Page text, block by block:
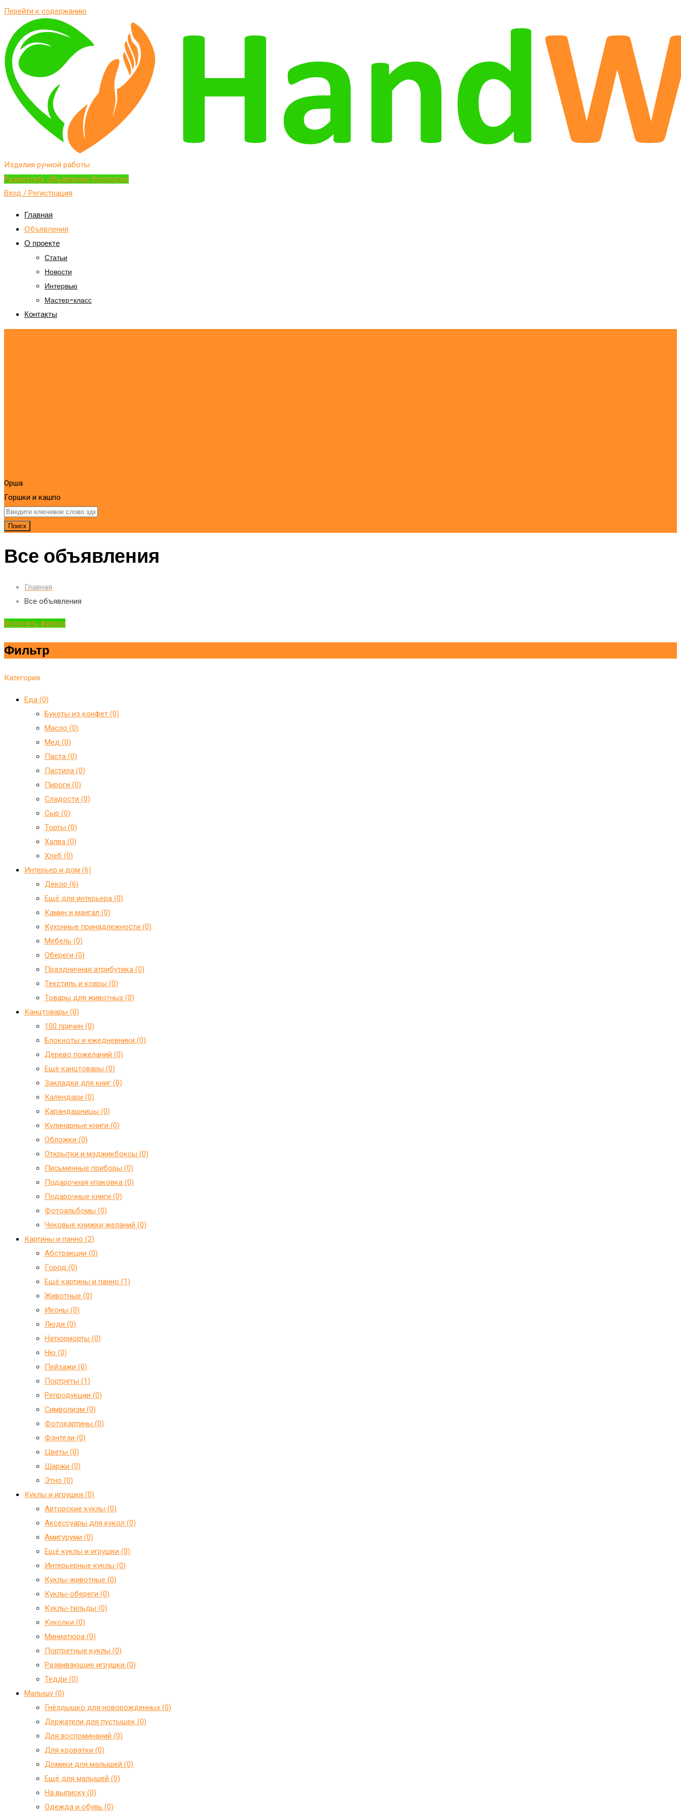
Перейти к содержанию
Изделия ручной работы
Разместить объявление бесплатно
Вход / Регистрация
Главная
Объявления
О проекте
Статьи
Новости
Интервью
Мастер-класс
Контакты
Орша
Горшки и кашпо
Поиск
Все объявления
Главная
Все объявления
Включить фильтр
Фильтр
Категория
Еда (0)
Букеты из конфет (0)
Масло (0)
Мед (0)
Паста (0)
Пастила (0)
Пироги (0)
Сладости (0)
Сыр (0)
Торты (0)
Халва (0)
Хлеб (0)
Интерьер и дом (6)
Декор (6)
Ещё для интерьера (0)
Камин и мангал (0)
Кухонные принадлежности (0)
Мебель (0)
Обереги (0)
Праздничная атрибутика (0)
Текстиль и ковры (0)
Товары для животных (0)
Канцтовары (0)
100 причин (0)
Блокноты и ежедневники (0)
Дерево пожеланий (0)
Ещё канцтовары (0)
Закладки для книг (0)
Календари (0)
Карандашницы (0)
Кулинарные книги (0)
Обложки (0)
Открытки и мэджикбоксы (0)
Письменные приборы (0)
Подарочная упаковка (0)
Подарочные книги (0)
Фотоальбомы (0)
Чековые книжки желаний (0)
Картины и панно (2)
Абстракции (0)
Город (0)
Ещё картины и панно (1)
Животные (0)
Иконы (0)
Люди (0)
Натюрморты (0)
Ню (0)
Пейзажи (0)
Портреты (1)
Репродукции (0)
Символизм (0)
Фотокартины (0)
Фэнтези (0)
Цветы (0)
Шаржи (0)
Этно (0)
Куклы и игрушки (0)
Авторские куклы (0)
Аксессуары для кукол (0)
Амигуруми (0)
Ещё куклы и игрушки (0)
Интерьерные куклы (0)
Куклы-животные (0)
Куклы-обереги (0)
Куклы-тильды (0)
Куколки (0)
Миниатюра (0)
Портретные куклы (0)
Развивающие игрушки (0)
Тедди (0)
Малышу (0)
Гнёздышко для новорожденных (0)
Держатели для пустышек (0)
Для воспоминаний (0)
Для кроватки (0)
Домики для малышей (0)
Ещё для малышей (0)
На выписку (0)
Одежда и обувь (0)